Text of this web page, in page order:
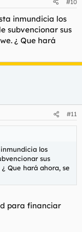
#10
inmundicia los
subvencionar sus
¿ Que hará
#11
los
sus
Que hará ahora, se
para financiar